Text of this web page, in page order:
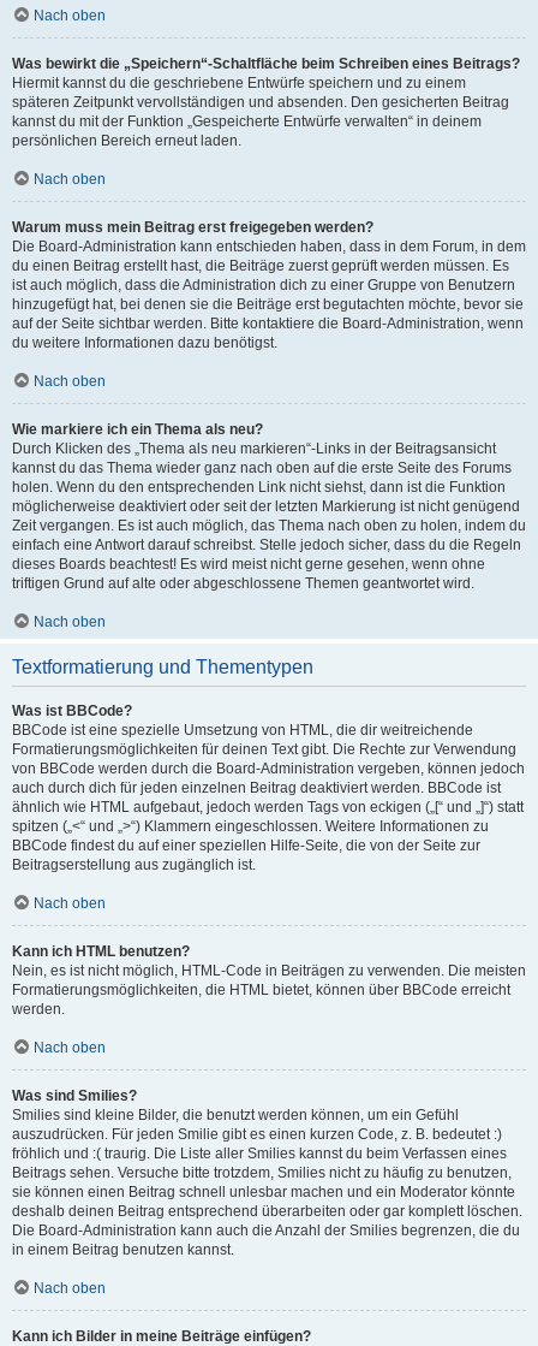
Nach oben
Was bewirkt die „Speichern“-Schaltfläche beim Schreiben eines Beitrags?
Hiermit kannst du die geschriebene Entwürfe speichern und zu einem
späteren Zeitpunkt vervollständigen und absenden. Den gesicherten Beitrag
kannst du mit der Funktion „Gespeicherte Entwürfe verwalten“ in deinem
persönlichen Bereich erneut laden.
Nach oben
Warum muss mein Beitrag erst freigegeben werden?
Die Board-Administration kann entschieden haben, dass in dem Forum, in dem
du einen Beitrag erstellt hast, die Beiträge zuerst geprüft werden müssen. Es
ist auch möglich, dass die Administration dich zu einer Gruppe von Benutzern
hinzugefügt hat, bei denen sie die Beiträge erst begutachten möchte, bevor sie
auf der Seite sichtbar werden. Bitte kontaktiere die Board-Administration, wenn
du weitere Informationen dazu benötigst.
Nach oben
Wie markiere ich ein Thema als neu?
Durch Klicken des „Thema als neu markieren“-Links in der Beitragsansicht
kannst du das Thema wieder ganz nach oben auf die erste Seite des Forums
holen. Wenn du den entsprechenden Link nicht siehst, dann ist die Funktion
möglicherweise deaktiviert oder seit der letzten Markierung ist nicht genügend
Zeit vergangen. Es ist auch möglich, das Thema nach oben zu holen, indem du
einfach eine Antwort darauf schreibst. Stelle jedoch sicher, dass du die Regeln
dieses Boards beachtest! Es wird meist nicht gerne gesehen, wenn ohne
triftigen Grund auf alte oder abgeschlossene Themen geantwortet wird.
Nach oben
Textformatierung und Thementypen
Was ist BBCode?
BBCode ist eine spezielle Umsetzung von HTML, die dir weitreichende
Formatierungsmöglichkeiten für deinen Text gibt. Die Rechte zur Verwendung
von BBCode werden durch die Board-Administration vergeben, können jedoch
auch durch dich für jeden einzelnen Beitrag deaktiviert werden. BBCode ist
ähnlich wie HTML aufgebaut, jedoch werden Tags von eckigen („[“ und „]“) statt
spitzen („<“ und „>“) Klammern eingeschlossen. Weitere Informationen zu
BBCode findest du auf einer speziellen Hilfe-Seite, die von der Seite zur
Beitragserstellung aus zugänglich ist.
Nach oben
Kann ich HTML benutzen?
Nein, es ist nicht möglich, HTML-Code in Beiträgen zu verwenden. Die meisten
Formatierungsmöglichkeiten, die HTML bietet, können über BBCode erreicht
werden.
Nach oben
Was sind Smilies?
Smilies sind kleine Bilder, die benutzt werden können, um ein Gefühl
auszudrücken. Für jeden Smilie gibt es einen kurzen Code, z. B. bedeutet :)
fröhlich und :( traurig. Die Liste aller Smilies kannst du beim Verfassen eines
Beitrags sehen. Versuche bitte trotzdem, Smilies nicht zu häufig zu benutzen,
sie können einen Beitrag schnell unlesbar machen und ein Moderator könnte
deshalb deinen Beitrag entsprechend überarbeiten oder gar komplett löschen.
Die Board-Administration kann auch die Anzahl der Smilies begrenzen, die du
in einem Beitrag benutzen kannst.
Nach oben
Kann ich Bilder in meine Beiträge einfügen?